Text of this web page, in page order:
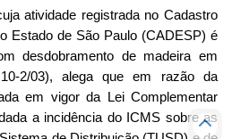
atividade registrada no Cadastro
Estado de São Paulo (CADESP) é
desdobramento de madeira em
2/03), alega que em razão da
em vigor da Lei Complementar
a incidência do ICMS sobre as